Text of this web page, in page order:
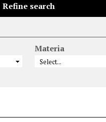
Refine search
Materia